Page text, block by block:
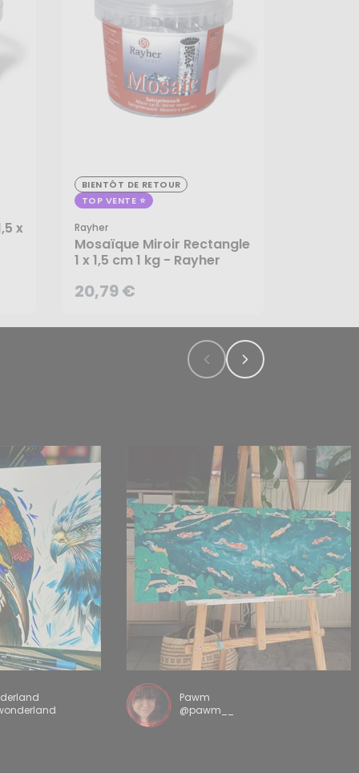
x
BIENTÔT DE RETOUR
TOP VENTE
Rayher
Mosaïque Miroir Rectangle
1 x 1,5 cm 1 kg - Rayher
20,79 €
20,79 €
CRÉER UNE ALERTE
Pawm
@pawm__